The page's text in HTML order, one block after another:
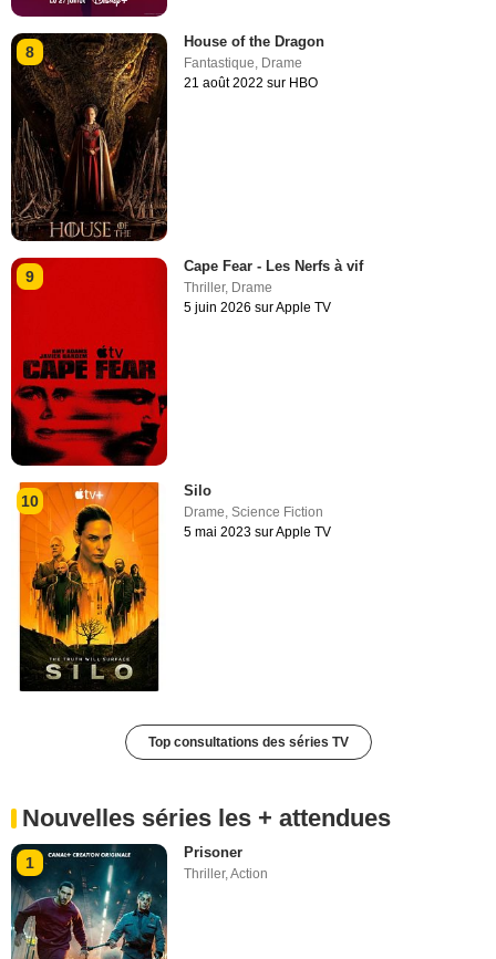
8
House of the Dragon
Fantastique Drame
21 août 2022 sur HBO
9
Cape Fear - Les Nerfs à vif
Thriller, Drame
5 juin 2026 sur Apple TV
10
Silo
Drame,Science Fiction
5 mai 2023 sur Apple TV
Top consultations des séries TV
Nouvelles séries les + attendues
1
Prisoner
Thriller,Action